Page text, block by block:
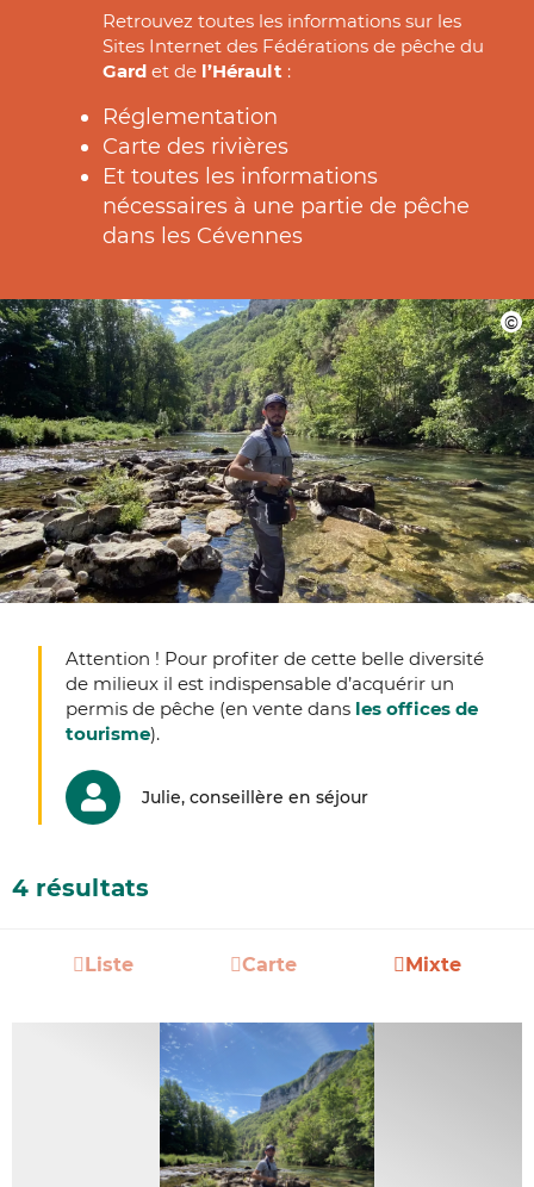
Retrouvez toutes les informations sur les
Sites Internet des Fédérations de pêche du
Gard et de l’Hérault :
Réglementation
Carte des rivières
Et toutes les informations
nécessaires à une partie de pêche
dans les Cévennes
Attention ! Pour profiter de cette belle diversité
de milieux il est indispensable d’acquérir un
permis de pêche (en vente dans les offices de
tourisme).
Julie, conseillère en séjour
4 résultats
Liste Carte Mixte